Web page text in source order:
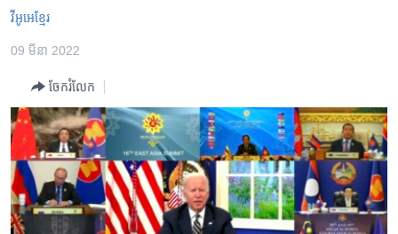
ចូល​
ទំព័រ​
ម្តង
រំលង​
និង​
ចូល​
ទៅ​
ទំព័រ​
កម្ពុជាច្នៃប្រតិដ្ឋ
ព្រឹត្តិការណ៍ព័ត៌មាន
ទូរទស្សន៍ / វីដេអូ​
វិទ្យុ / ផតខាសថ៍
កម្មវិធីទាំងអស់
វីអូអេខ្មែរ
09 មីនា 2022
ចែករំលែក